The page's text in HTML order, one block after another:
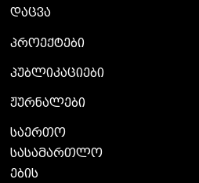
დაცვა
პროექტები
პუბლიკაციები
ჟურნალები
საერთო
სასამართლო
ების